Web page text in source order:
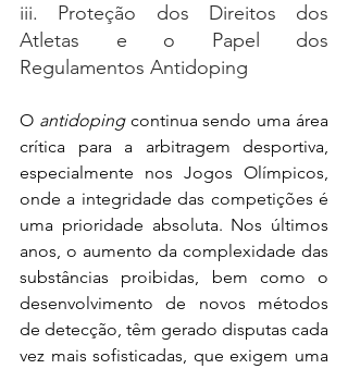
iii. Proteção dos Direitos dos
Atletas e o Papel dos
Regulamentos Antidoping
O antidoping continua sendo uma área
crítica para a arbitragem desportiva,
especialmente nos Jogos Olímpicos,
onde a integridade das competições é
uma prioridade absoluta. Nos últimos
anos, o aumento da complexidade das
substâncias proibidas, bem como o
desenvolvimento de novos métodos
de detecção, têm gerado disputas cada
vez mais sofisticadas, que exigem uma